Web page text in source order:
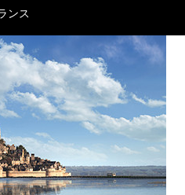
ンス